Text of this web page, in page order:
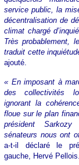
service public, la
décentralisation de
climat chargé
Très probablement,
traduit cette
ajouté.
« En imposant à
des collectivités
ignorant la
floue sur le plan
président
sénateurs nous ont
a-t-il déclaré le
gauche, Hervé